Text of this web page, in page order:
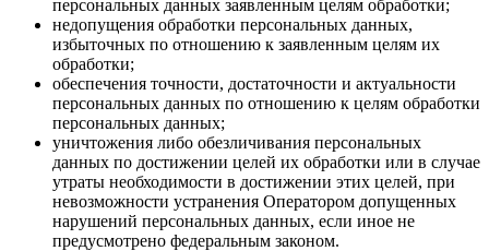
персональных данных заявленным целям обработки;
недопущения обработки персональных данных,
избыточных по отношению к заявленным целям их
обработки;
обеспечения точности, достаточности и актуальности
персональных данных по отношению к целям обработки
персональных данных;
уничтожения либо обезличивания персональных
данных по достижении целей их обработки или в случае
утраты необходимости в достижении этих целей, при
невозможности устранения Оператором допущенных
нарушений персональных данных, если иное не
предусмотрено федеральным законом.